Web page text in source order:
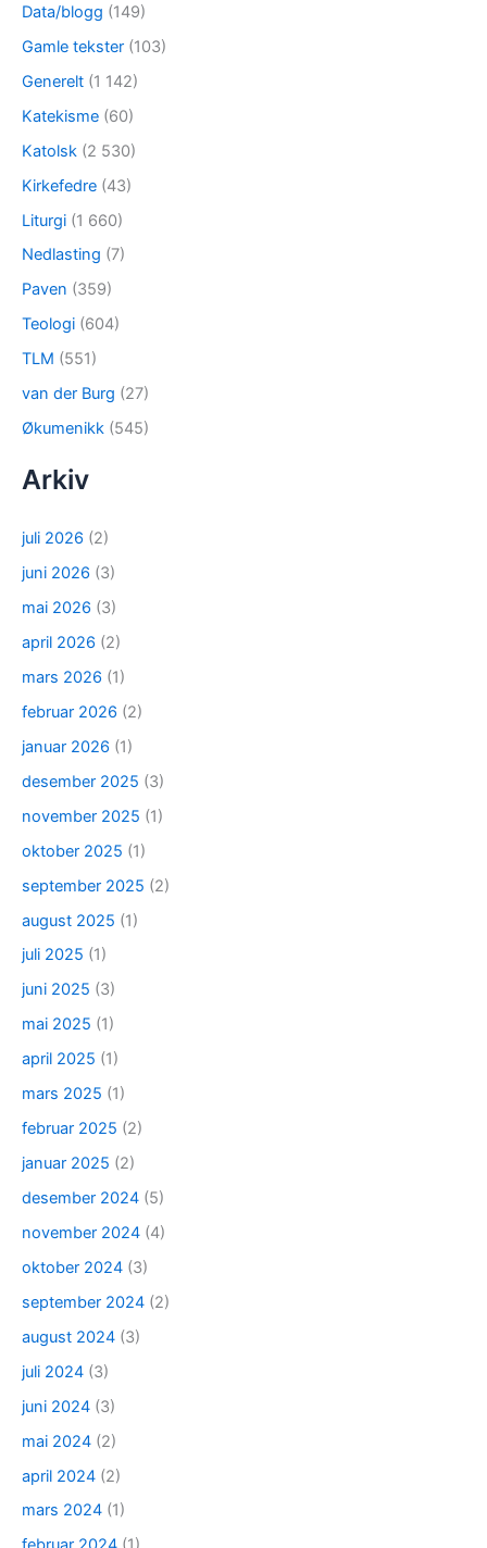
Data/blogg (149)
Gamle tekster (103)
Generelt (1 142)
Katekisme (60)
Katolsk (2 530)
Kirkefedre (43)
Liturgi (1 660)
Nedlasting (7)
Paven (359)
Teologi (604)
TLM (551)
van der Burg (27)
Økumenikk (545)
Arkiv
juli 2026 (2)
juni 2026 (3)
mai 2026 (3)
april 2026 (2)
mars 2026 (1)
februar 2026 (2)
januar 2026 (1)
desember 2025 (3)
november 2025 (1)
oktober 2025 (1)
september 2025 (2)
august 2025 (1)
juli 2025 (1)
juni 2025 (3)
mai 2025 (1)
april 2025 (1)
mars 2025 (1)
februar 2025 (2)
januar 2025 (2)
desember 2024 (5)
november 2024 (4)
oktober 2024 (3)
september 2024 (2)
august 2024 (3)
juli 2024 (3)
juni 2024 (3)
mai 2024 (2)
april 2024 (2)
mars 2024 (1)